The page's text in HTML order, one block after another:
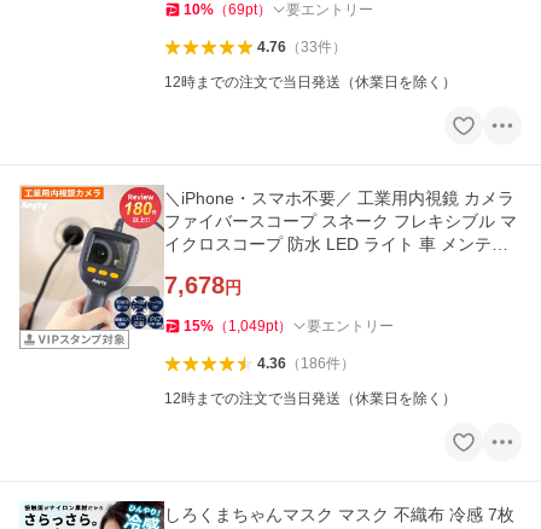
10% （69pt） 要エントリー
4.76（33件）
12時までの注文で当日発送（休業日を除く）
＼iPhone・スマホ不要／ 工業用内視鏡 カメラ
ファイバースコープ スネーク フレキシブル マ
イクロスコープ 防水 LED ライト 車 メンテナ
7,678円
15% （ 1,049pt） 要エントリー
4.36（ 186件）
12時までの注文で当日発送（休業日を除く）
しろくまちゃんマスク マスク 不織布 冷感 7枚